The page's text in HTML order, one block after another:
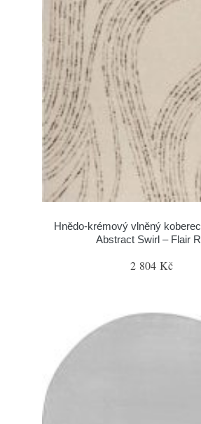
Hnědo-krémový vlněný
Abstract Swirl – Flair
2 804 Kč